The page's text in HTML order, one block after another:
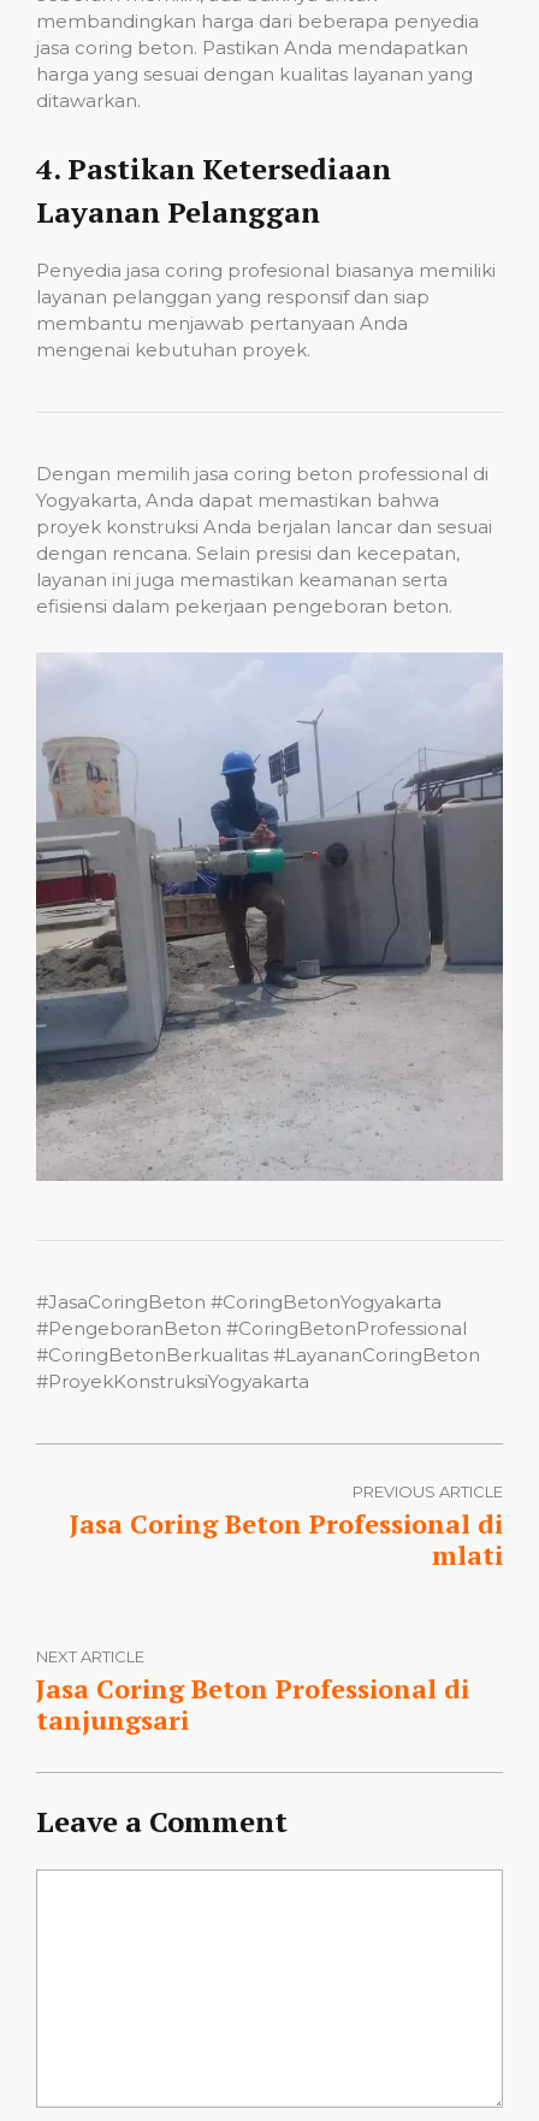
membandingkan harga dari beberapa penyedia
jasa coring beton. Pastikan Anda mendapatkan
harga yang sesuai dengan kualitas layanan yang
ditawarkan.
4. Pastikan Ketersediaan
Layanan Pelanggan
Penyedia jasa coring profesional biasanya memiliki
layanan pelanggan yang responsif dan siap
membantu menjawab pertanyaan Anda
mengenai kebutuhan proyek.
Dengan memilih jasa coring beton professional di
Yogyakarta, Anda dapat memastikan bahwa
proyek konstruksi Anda berjalan lancar dan sesuai
dengan rencana. Selain presisi dan kecepatan,
layanan ini juga memastikan keamanan serta
efisiensi dalam pekerjaan pengeboran beton.
#JasaCoringBeton #CoringBetonYogyakarta
#PengeboranBeton #CoringBetonProfessional
#CoringBetonBerkualitas #LayananCoringBeton
#ProyekKonstruksiYogyakarta
PREVIOUS ARTICLE
Jasa Coring Beton Professional di
mlati
NEXT ARTICLE
Jasa Coring Beton Professional di
tanjungsari
Leave a Comment